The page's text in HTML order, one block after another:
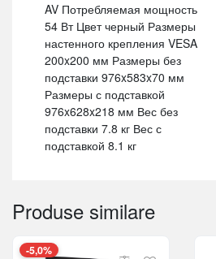
AV Потребляемая мощность
54 Вт Цвет черный Размеры
настенного крепления VESA
200x200 мм Размеры без
подставки 976x583x70 мм
Размеры с подставкой
976x628x218 мм Вес без
подставки 7.8 кг Вес с
подставкой 8.1 кг
Produse similare
-5,0%